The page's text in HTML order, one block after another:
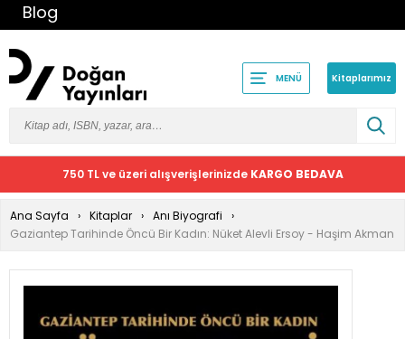
Blog
MENÜ Kitaplarımız
750 TL ve üzeri alışverişlerinizde KARGO BEDAVA
Ana Sayfa Kitaplar
Anı Biyografi
Gaziantep Tarihinde Öncü Bir Kadın: Nüket Alevli Ersoy - Haşim Akman